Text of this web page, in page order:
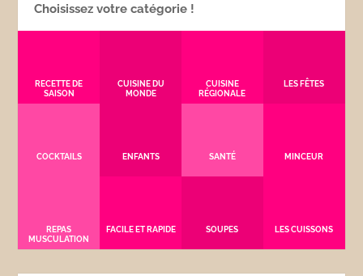
Choisissez votre catégorie !
RECETTE DE
SAISON
CUISINE DU
MONDE
CUISINE
RÉGIONALE
LES FÊTES
COCKTAILS ENFANTS SANTÉ MINCEUR
REPAS
MUSCULATION
FACILE ET RAPIDE SOUPES LES CUISSONS